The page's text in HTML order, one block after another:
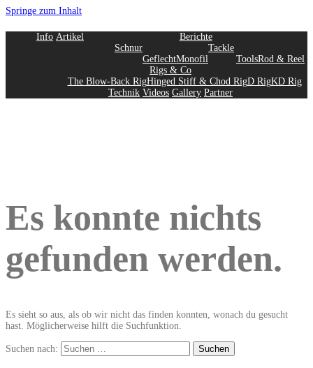
Springe zum Inhalt
Info Artikel
Berichte
Schnur
GeflechtMonofil
Tackle
ToolsRod & Reel
Rigs & Co
The Blow-Back RigHinged Stiff & Chod RigD RigKD Rig
Technik Videos Gallery Partner
Es konnte nichts
gefunden werden.
Es sieht so aus, als ob wir nicht das finden konnten, wonach du gesucht
hast. Möglicherweise hilft die Suchfunktion.
Suchen nach: